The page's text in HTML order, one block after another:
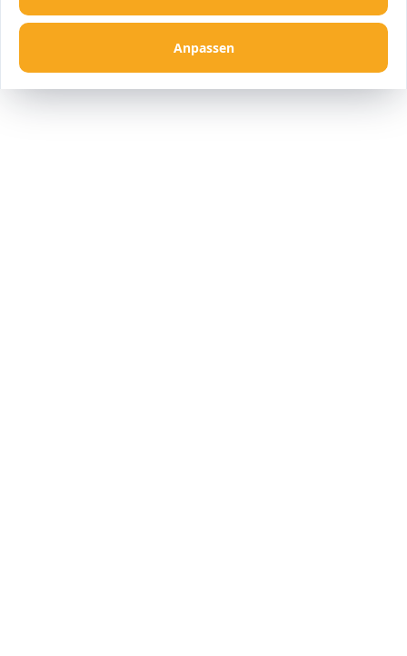
Anpassen